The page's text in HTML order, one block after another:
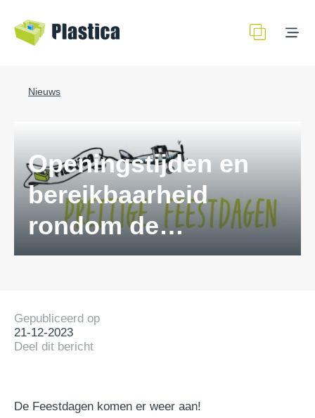
Nieuws
Openingstijden en
bereikbaarheid
rondom de
Feestdagen
Gepubliceerd op
21-12-2023
Deel dit bericht
De Feestdagen komen er weer aan!